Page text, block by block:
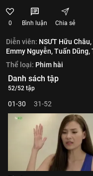
0 Bình luận Chia sẻ
Diễn viên: NSƯT Hữu Châu,
Emmy Nguyễn,Tuấn Dũng,
Thể loại: Phim hài
Danh sách tập
52/52 tập
01-30 31-52